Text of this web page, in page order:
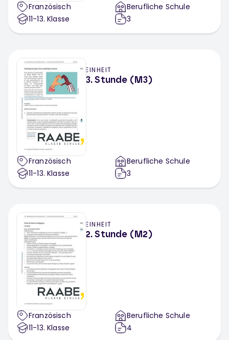
Französisch
11-13. Klasse
Berufliche Schule
3
EINHEIT
3. Stunde (M3)
Französisch
11-13. Klasse
Berufliche Schule
3
EINHEIT
2. Stunde (M2)
Französisch
11-13. Klasse
Berufliche Schule
4